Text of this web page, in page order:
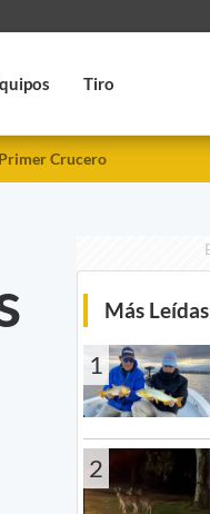
Tiro
Primer Crucero
Más Leídas
1
2